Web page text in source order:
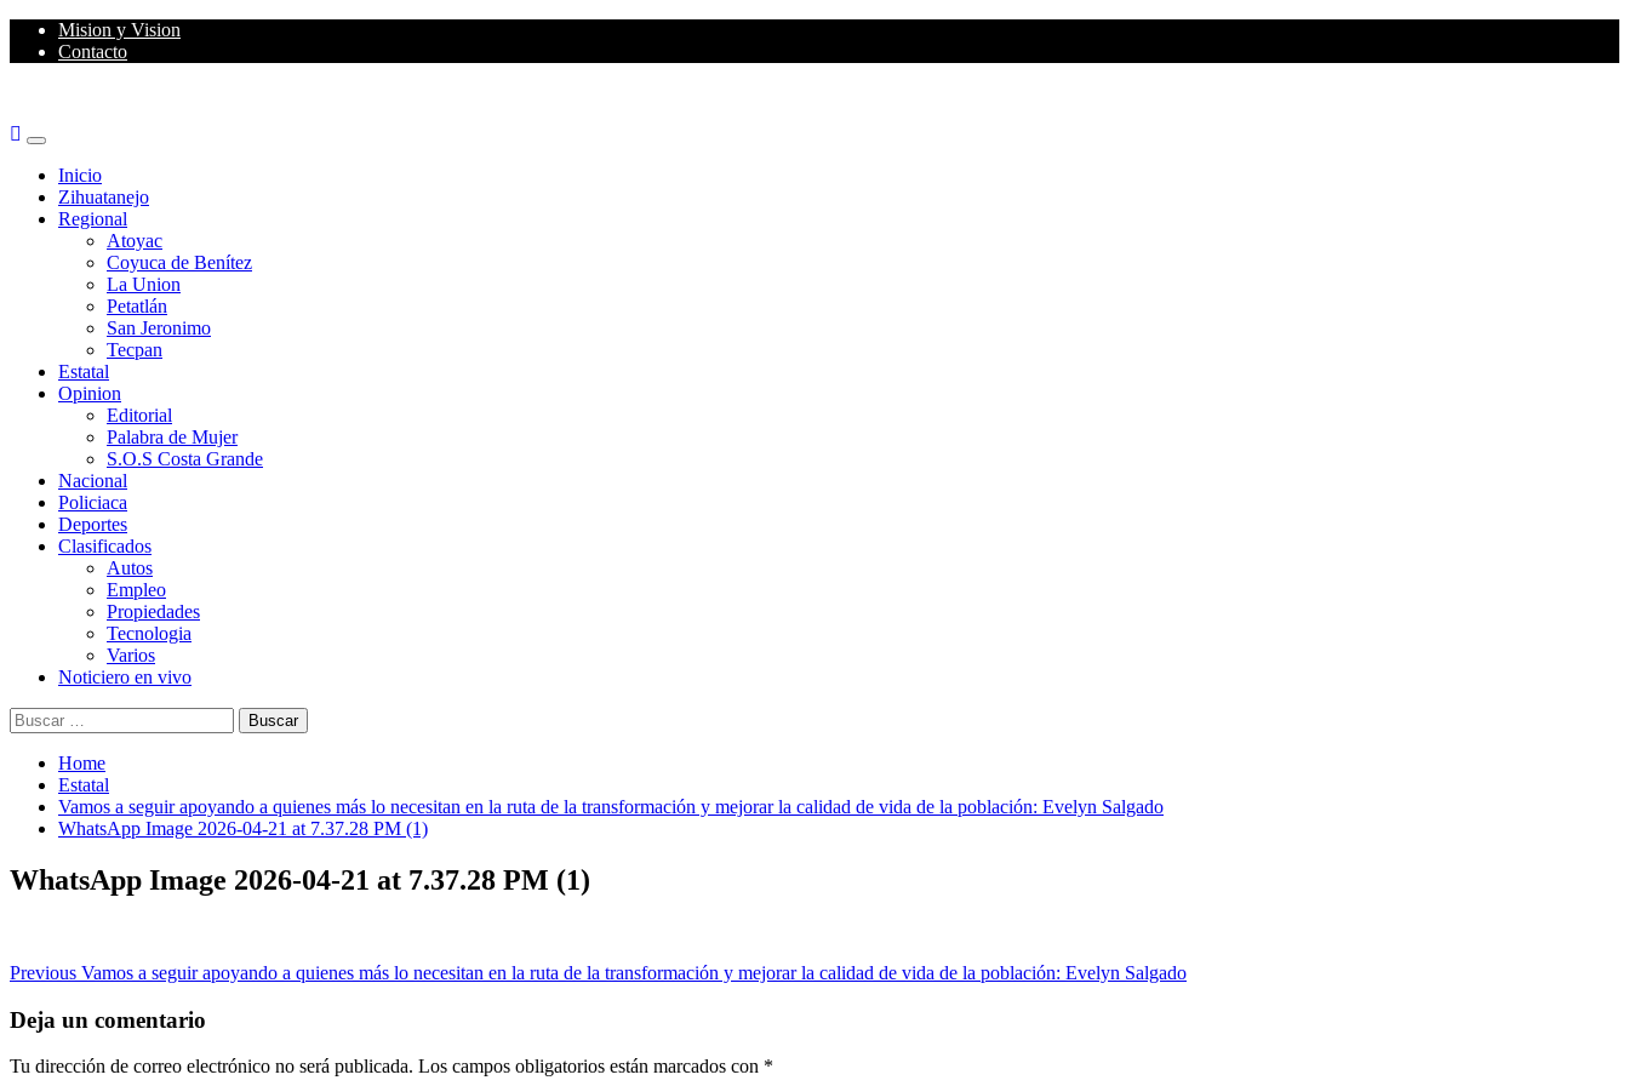
Skip
Mision y Vision
Contacto
Primary
MenuInicio
Zihuatanejo
Regional
Atoyac
Coyuca de Benítez
La Union
Petatlán
San Jeronimo
Tecpan
Estatal
Opinion
Editorial
Palabra de Mujer
S.O.S Costa Grande
Nacional
Policiaca
Deportes
Clasificados
Autos
Empleo
Propiedades
Tecnologia
Varios
Noticiero en vivo
Buscar:
Home
Estatal
Vamos a seguir apoyando a quienes más lo necesitan en la ruta de la transformación y mejorar la calidad de vida de la población: Evelyn Salgado
WhatsApp Image 2026-04-21 at 7.37.28 PM (1)
WhatsApp Image 2026-04-21 at 7.37.28 PM (1)
Post
navigation
Previous Vamos a seguir apoyando a quienes más lo necesitan en la ruta de la transformación y mejorar la calidad de vida de la población: Evelyn Salgado
Deja un comentario
Tu dirección de correo electrónico no será publicada. Los campos obligatorios están marcados con *